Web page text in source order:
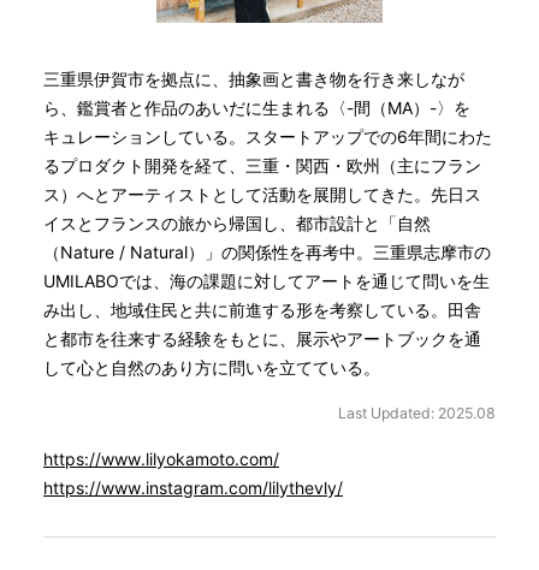
三重県伊賀市を拠点に、抽象画と書き物を行き来しなが
ら、鑑賞者と作品のあいだに生まれる〈-間（MA）-〉を
キュレーションしている。スタートアップでの6年間にわた
るプロダクト開発を経て、三重・関西・欧州（主にフラン
ス）へとアーティストとして活動を展開してきた。先日ス
イスとフランスの旅から帰国し、都市設計と「自然
（Nature / Natural）」の関係性を再考中。三重県志摩市の
UMILABOでは、海の課題に対してアートを通じて問いを生
み出し、地域住民と共に前進する形を考察している。田舎
と都市を往来する経験をもとに、展示やアートブックを通
して心と自然のあり方に問いを立てている。
Last Updated: 2025.08
https://www.lilyokamoto.com/
https://www.instagram.com/lilythevly/